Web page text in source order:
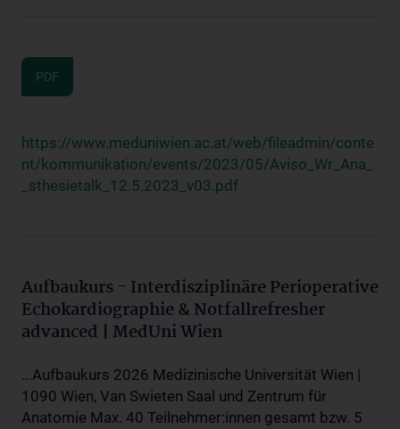
PDF
https://www.meduniwien.ac.at/web/fileadmin/conte
nt/kommunikation/events/2023/05/Aviso_Wr_Ana_
_sthesietalk_12.5.2023_v03.pdf
Aufbaukurs - Interdisziplinäre Perioperative
Echokardiographie & Notfallrefresher
advanced | MedUni Wien
...Aufbaukurs 2026 Medizinische Universität Wien |
1090 Wien, Van Swieten Saal und Zentrum für
Anatomie Max. 40 Teilnehmer:innen gesamt bzw. 5